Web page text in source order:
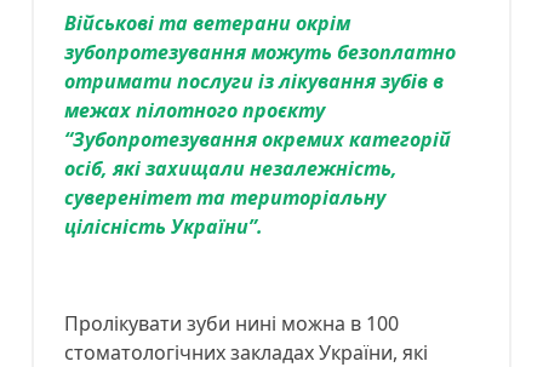
Військові та ветерани окрім
зубопротезування можуть безоплатно
отримати послуги із лікування зубів в
межах пілотного проєкту
“Зубопротезування окремих категорій
осіб, які захищали незалежність,
суверенітет та територіальну
цілісність України”.
Пролікувати зуби нині можна в 100
стоматологічних закладах України, які